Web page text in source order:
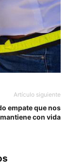
Artículo siguiente
empate que nos
mantiene con vida